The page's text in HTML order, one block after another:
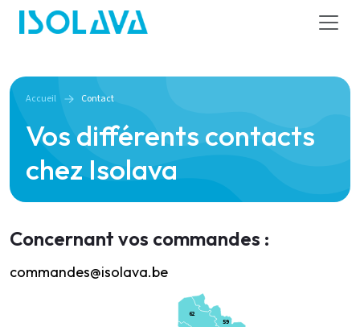
Accueil Contact
Vos différents contacts
chez Isolava
Concernant vos commandes :
commandes@isolava.be
62
59